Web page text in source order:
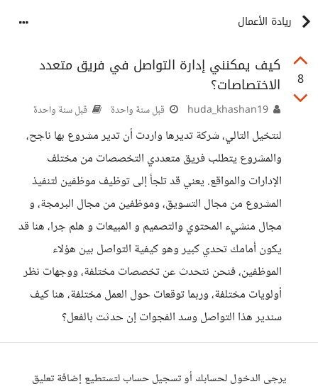
ريادة الأعمال
8
كيف يمكنني إدارة التواصل في فريق متعدد
الاختصاصات؟
قبل سنة واحدة قبل سنة واحدة
لنتخيل التالي، شركة تديرها واردت أن تدير مشروع بها ناجح،
والمشروع يتطلب فريق متعددي التخصصات من مختلف
الإدارات والمواقع. يعني قد تلجأ إلى توظيف موظفين لتنفيذ
المشروع من مجال التسويق، وموظفين من مجال البرمجة، و
مجال منشيء المحتوي والتصميم و المبيعات و هلم جرا، هنا قد
يكون أمامك تحدي كبير وهو كيفية التواصل بين هؤلاء
الموظفين، فنحن نتحدث عن تخصصات مختلفة، ووجهات نظر
أولويات مختلفة، وربما توقعات حول العمل مختلفة، هنا كيف
سندير هذا التواصل وسد الفجوات إن حدثت بالفعل؟
يرجى الدخول لحسابك أو تسجيل حساب لتستطيع إضافة تعليق